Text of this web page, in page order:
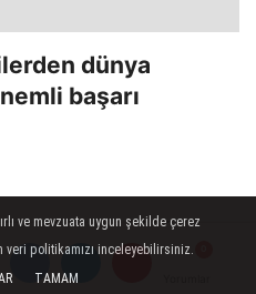
dünya
başarı
CHP ile
görüş
ve mevzuata uygun şekilde çerez
veri politikamızı inceleyebilirsiniz.
TAMAM